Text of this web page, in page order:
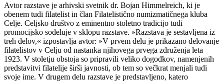
Avtor razstave je arhivski svetnik dr. Bojan Himmelreich, ki je
obenem tudi filatelist in član Filatelistično numizmatičnega kluba
Celje. Celjsko društvo z eminentno stoletno tradicijo tudi
promocijsko sodeluje v sklopu razstave. »Razstava je sestavljena iz
treh delov,« izpostavlja avtor: »V prvem delu je prikazano delovanje
filatelistov v Celju od nastanka njihovega prvega združenja leta
1923. V stoletju obstoja so pripravili veliko dogodkov, namenjenih
predstavitvi filatelije širši javnosti, ob tem so večkrat menjali tudi
svoje ime. V drugem delu razstave je predstavljeno, katero